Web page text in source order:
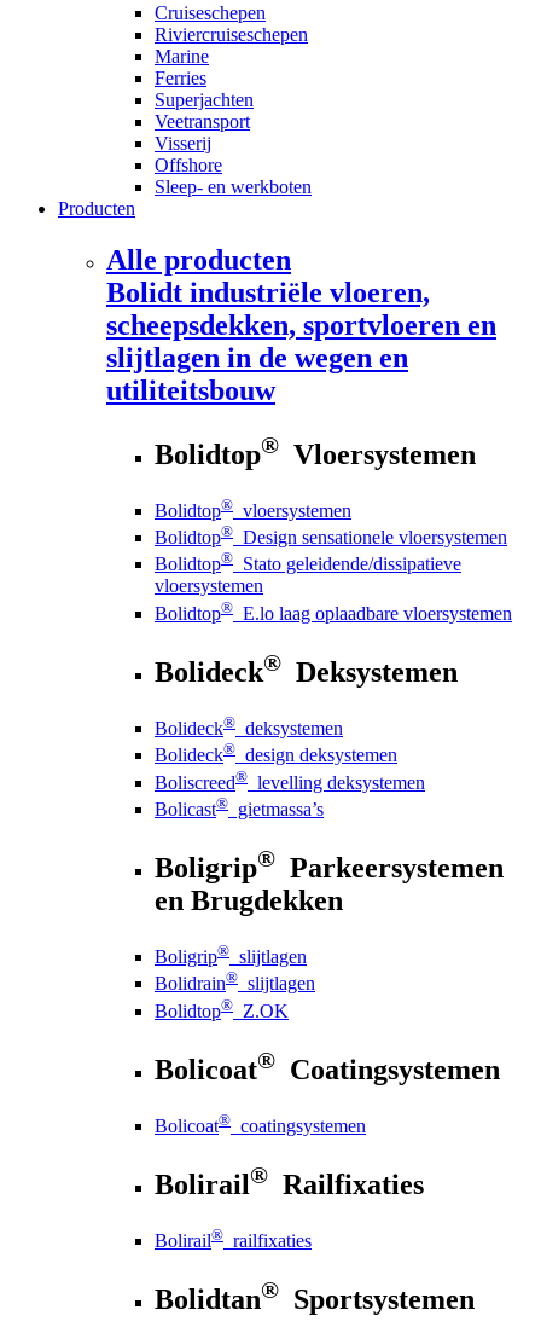
Cruiseschepen
Riviercruiseschepen
Marine
Ferries
Superjachten
Veetransport
Visserij
Offshore
Sleep- en werkboten
Producten
Alle producten
Bolidt industriële vloeren,
scheepsdekken, sportvloeren en
slijtlagen in de wegen en
utiliteitsbouw
Bolidtop® Vloersystemen
Bolidtop® vloersystemen
Bolidtop® Design sensationele vloersystemen
Bolidtop® Stato geleidende/dissipatieve
vloersystemen
Bolidtop® E.lo laag oplaadbare vloersystemen
Bolideck® Deksystemen
Bolideck® deksystemen
Bolideck® design deksystemen
Boliscreed® levelling deksystemen
Bolicast® gietmassa’s
Boligrip® Parkeersystemen
en Brugdekken
Boligrip® slijtlagen
Bolidrain® slijtlagen
Bolidtop® Z.OK
Bolicoat® Coatingsystemen
Bolicoat® coatingsystemen
Bolirail® Railfixaties
Bolirail® railfixaties
Bolidtan® Sportsystemen